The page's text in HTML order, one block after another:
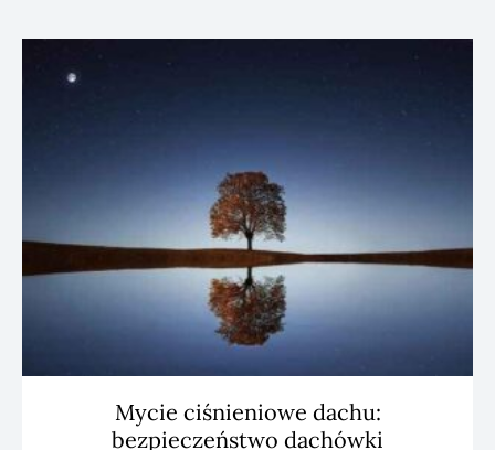
Mycie ciśnieniowe dachu:
bezpieczeństwo dachówki